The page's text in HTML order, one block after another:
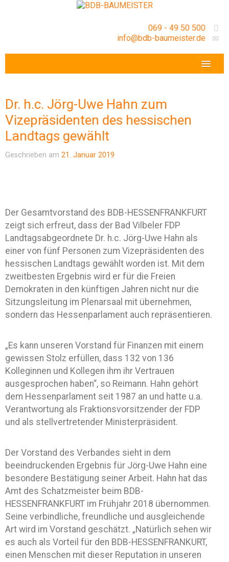
069 - 49 50 500
info@bdb-baumeister.de
GESCHÄFTSSTELLE
Dr. h.c. Jörg-Uwe Hahn zum
Vizepräsidenten des hessischen
Landtags gewählt
Geschrieben am 21. Januar 2019
Der Gesamtvorstand des BDB-HESSENFRANKFURT
zeigt sich erfreut, dass der Bad Vilbeler FDP
Landtagsabgeordnete Dr. h.c. Jörg-Uwe Hahn als
einer von fünf Personen zum Vizepräsidenten des
hessischen Landtags gewählt worden ist. Mit dem
zweitbesten Ergebnis wird er für die Freien
Demokraten in den künftigen Jahren nicht nur die
Sitzungsleitung im Plenarsaal mit übernehmen,
sondern das Hessenparlament auch repräsentieren.
„Es kann unseren Vorstand für Finanzen mit einem
gewissen Stolz erfüllen, dass 132 von 136
Kolleginnen und Kollegen ihm ihr Vertrauen
ausgesprochen haben“, so Reimann. Hahn gehört
dem Hessenparlament seit 1987 an und hatte u.a.
Verantwortung als Fraktionsvorsitzender der FDP
und als stellvertretender Ministerpräsident.
Der Vorstand des Verbandes sieht in dem
beeindruckenden Ergebnis für Jörg-Uwe Hahn eine
besondere Bestätigung seiner Arbeit. Hahn hat das
Amt des Schatzmeister beim BDB-
HESSENFRANKFURT im Frühjahr 2018 übernommen.
Seine verbindliche, freundliche und ausgleichende
Art wird im Vorstand geschätzt. „Natürlich sehen wir
es auch als Vorteil für den BDB-HESSENFRANKURT,
einen Menschen mit dieser Reputation in unseren